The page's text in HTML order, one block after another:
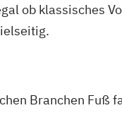
ob klassisches
Branchen Fuß